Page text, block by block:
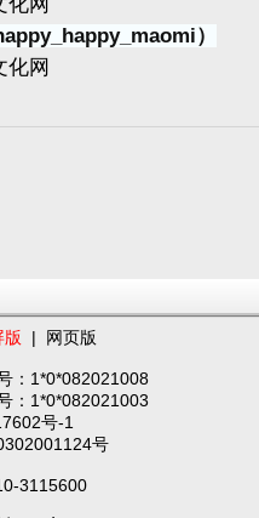
）
版 | 网页版
：1*0*082021008
：1*0*082021003
号-1
号
3115600